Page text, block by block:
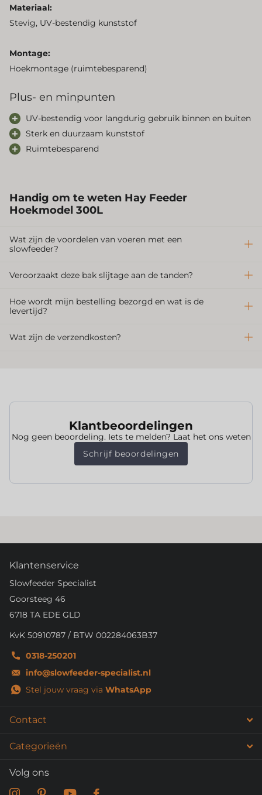
Materiaal:
Stevig, UV-bestendig kunststof
Montage:
Hoekmontage (ruimtebesparend)
Plus- en minpunten
UV-bestendig voor langdurig gebruik binnen en buiten
Sterk en duurzaam kunststof
Ruimtebesparend
Handig om te weten Hay Feeder
Hoekmodel 300L
Wat zijn de voordelen van voeren met een
slowfeeder?
Veroorzaakt deze bak slijtage aan de tanden?
Hoe wordt mijn bestelling bezorgd en wat is de
levertijd?
Wat zijn de verzendkosten?
Klantbeoordelingen
Nog geen beoordeling. Iets te melden? Laat het ons weten
Schrijf beoordelingen
Klantenservice
Slowfeeder Specialist
Goorsteeg 46
6718 TA EDE GLD
KvK 50910787 / BTW 002284063B37
0318-250201
info@slowfeeder-specialist.nl
Stel jouw vraag via WhatsApp
Contact
Categorieën
Volg ons